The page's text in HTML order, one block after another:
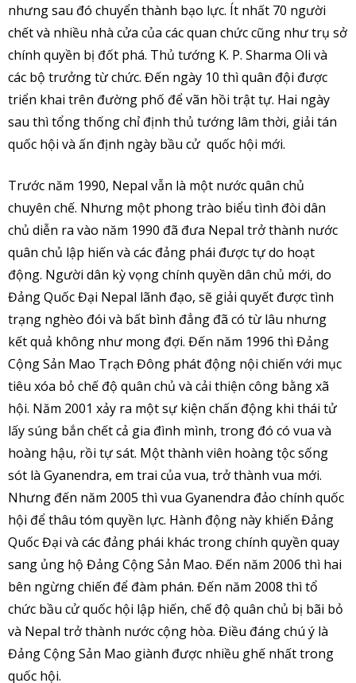
nhưng sau đó chuyển thành bạo lực. Ít nhất 70 người
chết và nhiều nhà cửa của các quan chức cũng như trụ sở
chính quyền bị đốt phá. Thủ tướng K. P. Sharma Oli và
các bộ trưởng từ chức. Đến ngày 10 thì quân đội được
triển khai trên đường phố để vãn hồi trật tự. Hai ngày
sau thì tổng thống chỉ định thủ tướng lâm thời, giải tán
quốc hội và ấn định ngày bầu cử quốc hội mới.
Trước năm 1990, Nepal vẫn là một nước quân chủ
chuyên chế. Nhưng một phong trào biểu tình đòi dân
chủ diễn ra vào năm 1990 đã đưa Nepal trở thành nước
quân chủ lập hiến và các đảng phái được tự do hoạt
động. Người dân kỳ vọng chính quyền dân chủ mới, do
Đảng Quốc Đại Nepal lãnh đạo, sẽ giải quyết được tình
trạng nghèo đói và bất bình đẳng đã có từ lâu nhưng
kết quả không như mong đợi. Đến năm 1996 thì Đảng
Cộng Sản Mao Trạch Đông phát động nội chiến với mục
tiêu xóa bỏ chế độ quân chủ và cải thiện công bằng xã
hội. Năm 2001 xảy ra một sự kiện chấn động khi thái tử
lấy súng bắn chết cả gia đình mình, trong đó có vua và
hoàng hậu, rồi tự sát. Một thành viên hoàng tộc sống
sót là Gyanendra, em trai của vua, trở thành vua mới.
Nhưng đến năm 2005 thì vua Gyanendra đảo chính quốc
hội để thâu tóm quyền lực. Hành động này khiến Đảng
Quốc Đại và các đảng phái khác trong chính quyền quay
sang ủng hộ Đảng Cộng Sản Mao. Đến năm 2006 thì hai
bên ngừng chiến để đàm phán. Đến năm 2008 thì tổ
chức bầu cử quốc hội lập hiến, chế độ quân chủ bị bãi bỏ
và Nepal trở thành nước cộng hòa. Điều đáng chú ý là
Đảng Cộng Sản Mao giành được nhiều ghế nhất trong
quốc hội.